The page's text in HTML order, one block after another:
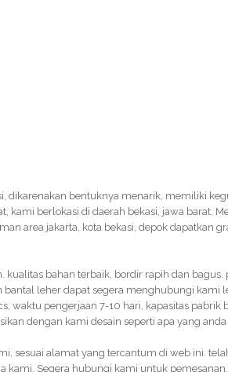
dikarenakan bentuknya menarik, memiliki
kami berlokasi di daerah bekasi, jawa barat.
area jakarta, kota bekasi, depok dapatkan
bahan terbaik, bordir rapih dan bagus.
leher dapat segera menghubungi kami
waktu pengerjaan 7-10 hari, kapasitas pabrik
dengan kami desain seperti apa yang anda
sesuai alamat yang tercantum di web ini.
kami. Segera hubungi kami untuk pemesanan.